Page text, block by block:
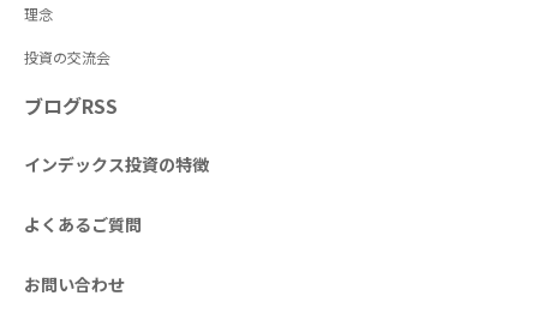
理念
投資の交流会
ブログRSS
インデックス投資の特徴
よくあるご質問
お問い合わせ